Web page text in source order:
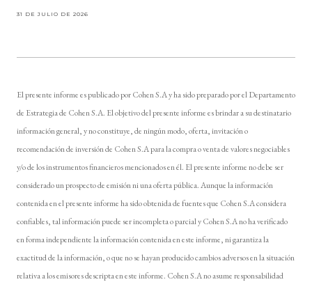
31 DE JULIO DE 2026
El presente informe es publicado por Cohen S.A y ha sido preparado por el Departamento
de Estrategia de Cohen S.A. El objetivo del presente informe es brindar a su destinatario
información general, y no constituye, de ningún modo, oferta, invitación o
recomendación de inversión de Cohen S.A para la compra o venta de valores negociables
y/o de los instrumentos financieros mencionados en él. El presente informe no debe ser
considerado un prospecto de emisión ni una oferta pública. Aunque la información
contenida en el presente informe ha sido obtenida de fuentes que Cohen S.A considera
confiables, tal información puede ser incompleta o parcial y Cohen S.A no ha verificado
en forma independiente la información contenida en este informe, ni garantiza la
exactitud de la información, o que no se hayan producido cambios adversos en la situación
relativa a los emisores descripta en este informe. Cohen S.A no asume responsabilidad